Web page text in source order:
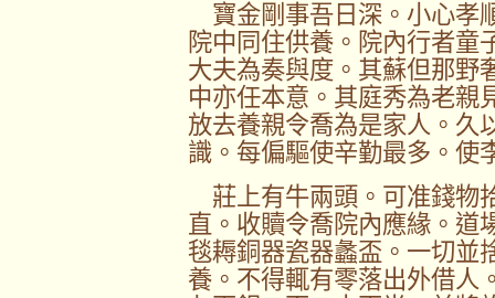
寶金剛事吾日深。小心孝
院中同住供養。院內行者童
大夫為奏與度。其蘇但那野
中亦任本意。其庭秀為老親
放去養親令喬為是家人。久
識。每偏驅使辛勤最多。使
莊上有牛兩頭。可准錢物
直。收贖令喬院內應緣。道
毯耨銅器瓷器蠡盃。一切並
養。不得輒有零落出外借人